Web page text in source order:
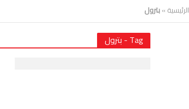
الرئيسية»بترول
Tag - بترول